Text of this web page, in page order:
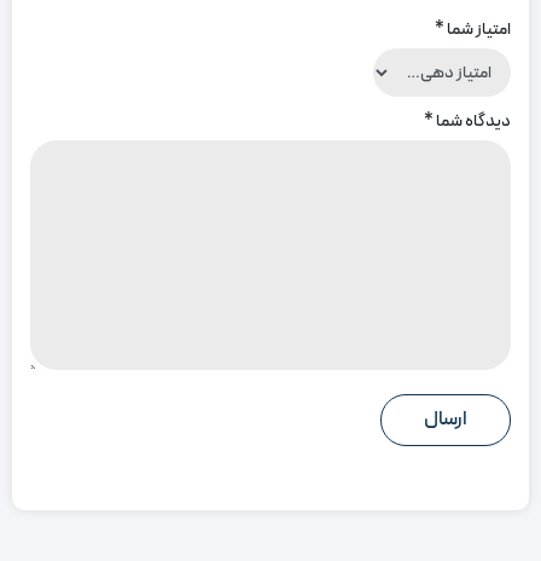
امتیاز شما*
دیدگاه شما*